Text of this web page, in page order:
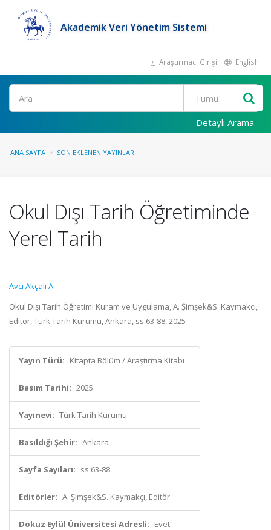
Akademik Veri Yönetim Sistemi
Araştırmacı Girişi English
Ara
Detaylı Arama
ANA SAYFA SON EKLENEN YAYINLAR
Okul Dışı Tarih Öğretiminde
Yerel Tarih
Avcı Akçalı A.
Okul Dışı Tarih Öğretimi Kuram ve Uygulama, A. Şimşek&S. Kaymakçı,
Editör, Türk Tarih Kurumu, Ankara, ss.63-88, 2025
Yayın Türü: Kitapta Bölüm / Araştırma Kitabı
Basım Tarihi: 2025
Yayınevi: Türk Tarih Kurumu
Basıldığı Şehir: Ankara
Sayfa Sayıları: ss.63-88
Editörler: A. Şimşek&S. Kaymakçı, Editör
Dokuz Eylül Üniversitesi Adresli: Evet